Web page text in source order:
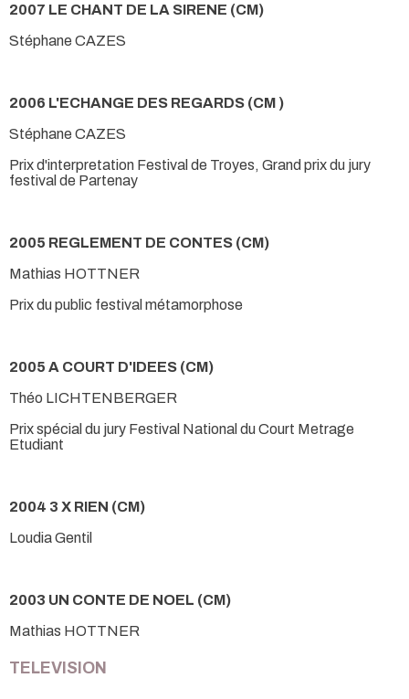
2007 LE CHANT DE LA SIRENE (CM)
Stéphane CAZES
2006 L'ECHANGE DES REGARDS (CM )
Stéphane CAZES
Prix d'interpretation Festival de Troyes, Grand prix du jury
festival de Partenay
2005 REGLEMENT DE CONTES (CM)
Mathias HOTTNER
Prix du public festival métamorphose
2005 A COURT D'IDEES (CM)
Théo LICHTENBERGER
Prix spécial du jury Festival National du Court Metrage
Etudiant
2004 3 X RIEN (CM)
Loudia Gentil
2003 UN CONTE DE NOEL (CM)
Mathias HOTTNER
TELEVISION